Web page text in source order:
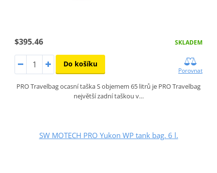
$395.46 SKLADEM
Do košíku
Porovnat
PRO Travelbag ocasní taška S objemem 65 litrů je PRO Travelbag
největší zadní taškou v…
SW MOTECH PRO Yukon WP tank bag. 6 l.